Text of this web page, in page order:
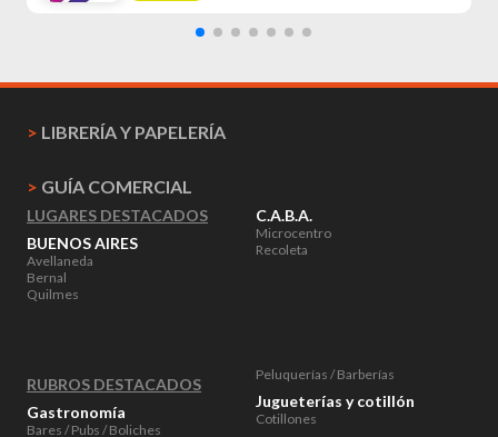
> LIBRERÍA Y PAPELERÍA
> GUÍA COMERCIAL
LUGARES DESTACADOS
BUENOS AIRES
Avellaneda
Bernal
Quilmes
C.A.B.A.
Microcentro
Recoleta
RUBROS DESTACADOS
Gastronomía
Bares / Pubs / Boliches
Peluquerías / Barberías
Jugueterías y cotillón
Cotillones